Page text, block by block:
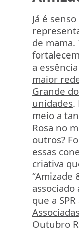
Já é
de mama.
a
maior
Grande
unidades.
meio a
Rosa no
outros?
essas
criativa
“Amizade
associado
que a
Associadas
Outubro